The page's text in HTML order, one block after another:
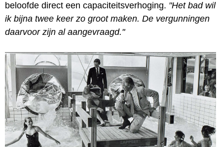
beloofde direct een capaciteitsverhoging. "Het bad wil
ik bijna twee keer zo groot maken. De vergunningen
daarvoor zijn al aangevraagd."